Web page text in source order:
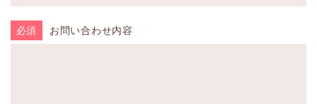
必須 お問い合わせ内容